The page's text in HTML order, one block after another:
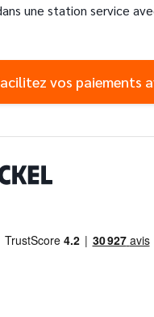
une station service
vos paiements